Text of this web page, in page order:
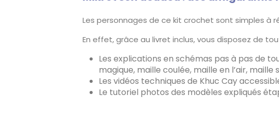
Les personnages de ce kit crochet sont simples à
En effet, grâce au livret inclus, vous disposez de
Les explications en schémas pas à pas de
magique, maille coulée, maille en l’air,
Les vidéos techniques de Khuc Cay
Le tutoriel photos des modèles expliqués